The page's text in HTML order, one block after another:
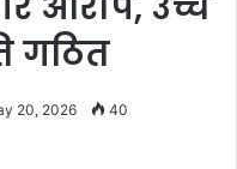
गठित
20, 2026 40